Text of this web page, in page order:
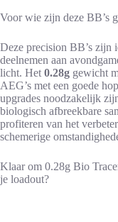
Voor wie zijn deze BB’s
Deze precision BB’s zijn
deelnemen aan
licht. Het 0.28g gewicht
AEG’s met een goede
upgrades noodzakelijk
biologisch afbreekbare
profiteren van het
schemerige
Klaar om 0.28g Bio
je loadout?